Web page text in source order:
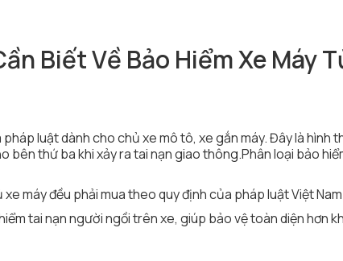
Biết Về Bảo Hiểm Xe Máy
luật dành cho chủ xe mô tô, xe gắn máy. Đây là hình
bên thứ ba khi xảy ra tai nạn giao thông.Phân loại bảo
máy đều phải mua theo quy định của pháp luật Việt
tai nạn người ngồi trên xe, giúp bảo vệ toàn diện hơn